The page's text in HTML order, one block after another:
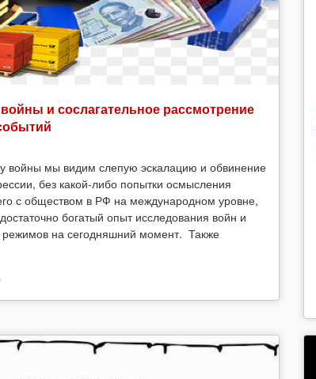
и сослагательное рассмотрение
войны мы видим слепую эскалацию и обвинение
без какой-либо попытки осмысления
с обществом в РФ на международном уровне,
богатый опыт исследования войн и
режимов на сегодняшний момент. Также